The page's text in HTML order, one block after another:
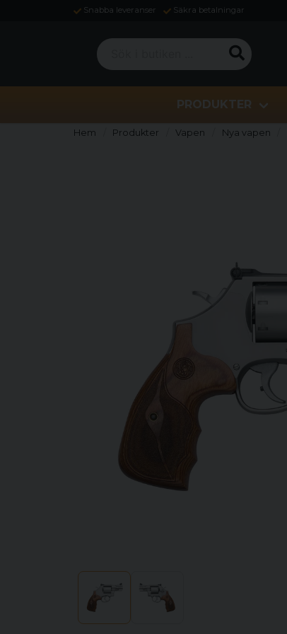
Snabba leveranser Säkra betalningar
Sök i butiken ...
PRODUKTER
Hem Produkter Vapen Nya vapen